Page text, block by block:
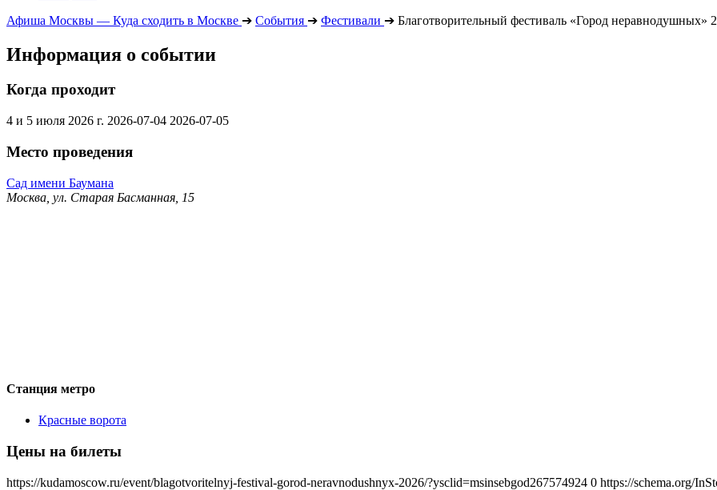
Афиша Москвы — Куда сходить в Москве ➔ События ➔ Фестивали ➔ Благотворительный фестиваль «Город неравнодушных»
Информация о событии
Когда проходит
4 и 5 июля 2026 г. 2026-07-04 2026-07-05
Место проведения
Сад имени Баумана
Москва, ул. Старая Басманная, 15
Станция метро
Красные ворота
Цены на билеты
https://kudamoscow.ru/event/blagotvoritelnyj-festival-gorod-neravnodushnyx-2026/?ysclid=msinsebgod267574924 0 https://schema.org/